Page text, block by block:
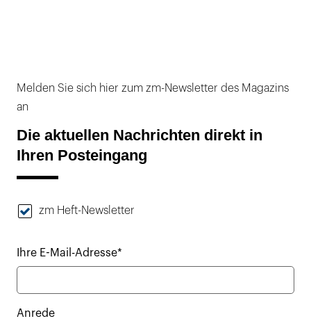
Melden Sie sich hier zum zm-Newsletter des Magazins
an
Die aktuellen Nachrichten direkt in
Ihren Posteingang
zm Heft-Newsletter
Ihre E-Mail-Adresse*
Anrede